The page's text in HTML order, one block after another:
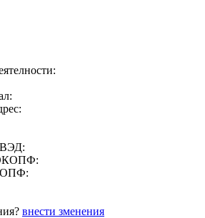
внести зменения